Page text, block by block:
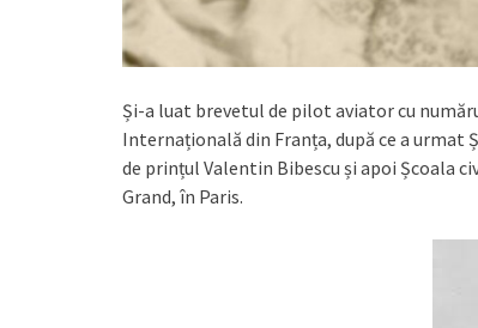
Și-a luat brevetul de pilot aviator cu
Internațională din Franța, după ce a urmat
de prințul Valentin Bibescu și apoi Școala
Grand, în Paris.